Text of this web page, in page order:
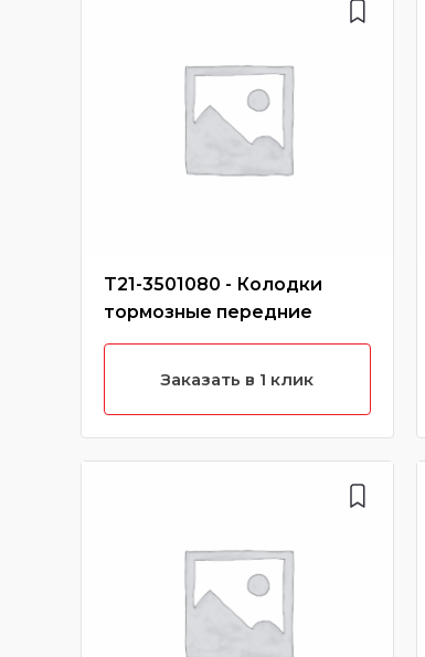
T21-3501080 - Колодки
тормозные передние
Заказать в 1 клик